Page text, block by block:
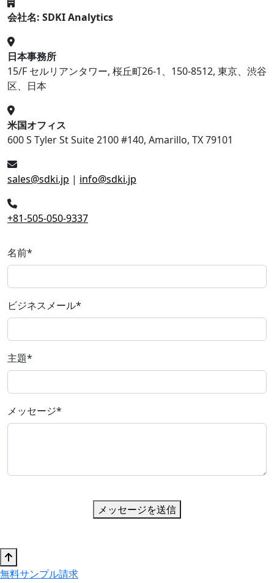
会社名: SDKI Analytics
日本事務所
15/F セルリアンタワー, 桜丘町26-1、150-8512, 東京、渋谷
区、日本
米国オフィス
600 S Tyler St Suite 2100 #140, Amarillo, TX 79101
sales@sdki.jp | info@sdki.jp
+81-505-050-9337
名前*
ビジネスメール*
主題*
メッセージ*
メッセージを送信
無料サンプル請求